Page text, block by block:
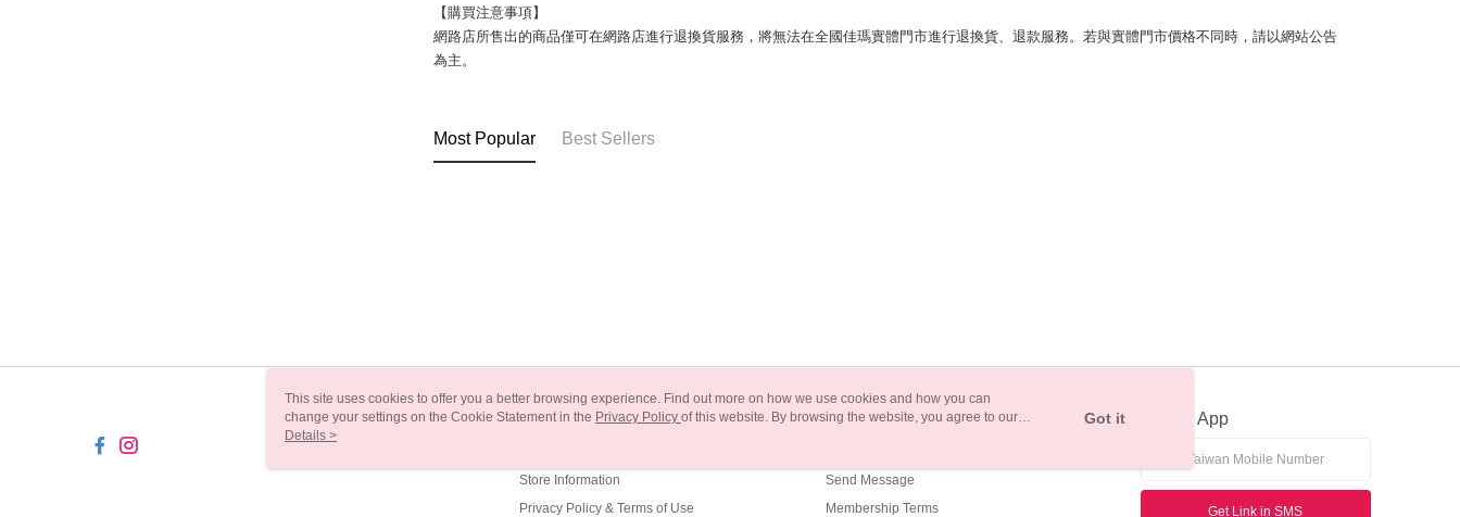
【購買注意事項】
網路店所售出的商品僅可在網路店進行退換貨服務，將無法在全國佳瑪實體門市進行退換貨、退款服務。若與實體門市價格不同時，請以網站公告
為主。
Most Popular Best Sellers
About Us
Store Information
Privacy Policy & Terms of Use
Customer Service
Send Message
Membership Terms
Official App
Get Link in SMS
This site uses cookies to offer you a better browsing experience. Find out more on how we use cookies and how you can
change your settings on the Cookie Statement in the Privacy Policy of this website. By browsing the website, you agree to our
use of cookies as described in our Cookie Statement.
Details >
Got it